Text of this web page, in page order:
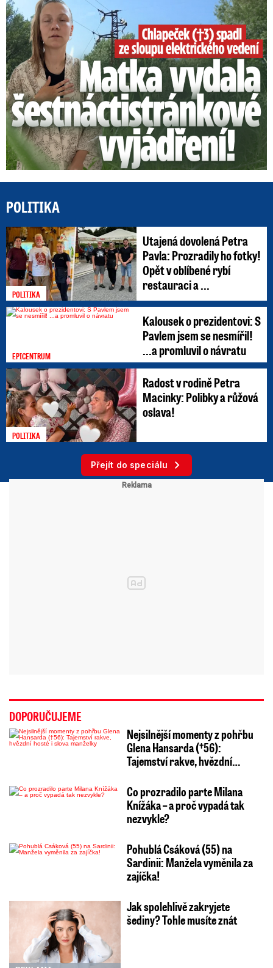
Smrtelný pád chlapce: Matka vydala vyjádření na 16 stran
POLITIKA
POLITIKA
Utajená dovolená Petra
Pavla: Prozradily ho fotky!
Opět v oblíbené rybí
restauraci a ...
EPICENTRUM
Kalousek o prezidentovi: S
Pavlem jsem se nesmířil!
...a promluvil o návratu
POLITIKA
Radost v rodině Petra
Macinky: Polibky a růžová
oslava!
Přejít do speciálu
DOPORUČUJEME
Nejsilnější momenty z pohřbu
Glena Hansarda (†56):
Tajemství rakve, hvězdní…
Co prozradilo parte Milana
Knížáka – a proč vypadá tak
nezvykle?
Pohublá Csáková (55) na
Sardinii: Manžela vyměnila za
zajíčka!
Jak spolehlivě zakryjete
šediny? Tohle musíte znát